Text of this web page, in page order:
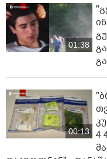
01:38
00:13
4